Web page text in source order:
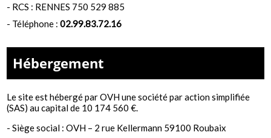
- RCS : RENNES 750 529 885
- Téléphone :02.99.83.72.16
Hébergement
Le site est hébergé parOVH une société par action simplifiée
(SAS) au capital de 10 174 560 €.
-Siège social : OVH – 2 rue Kellermann 59100 Roubaix